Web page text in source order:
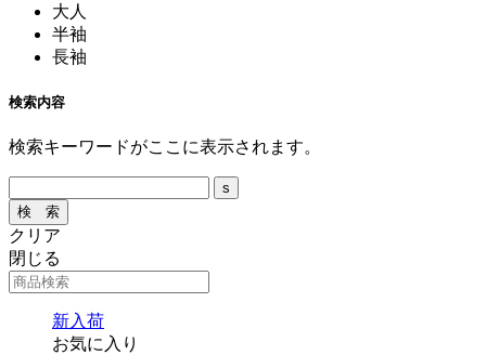
大人
半袖
長袖
検索内容
検索キーワードがここに表示されます。
クリア
閉じる
新入荷
お気に入り